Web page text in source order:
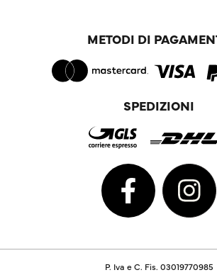
METODI DI
SPEDIZIONI
P. Iva e C. Fis. 03019770985